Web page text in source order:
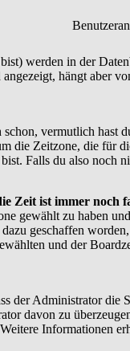
werden in der
hängt aber
vermutlich hast
die Zeitzone, die für
Falls du also noch
Zeit ist immer noch
gewählt zu haben
geschaffen
und der
der Administrator die
davon zu
Informationen